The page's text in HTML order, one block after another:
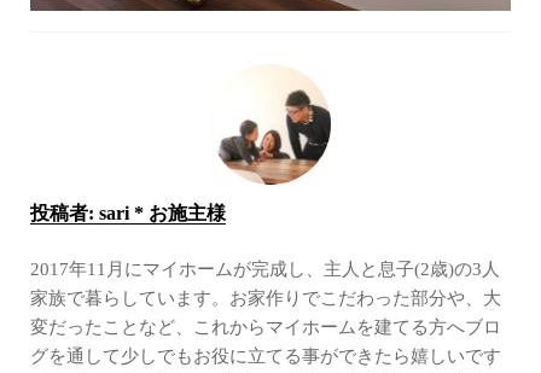
投稿者: sari * お施主様
2017年11月にマイホームが完成し、主人と息子(2歳)の3人
家族で暮らしています。お家作りでこだわった部分や、大
変だったことなど、これからマイホームを建てる方へブロ
グを通して少しでもお役に立てる事ができたら嬉しいです